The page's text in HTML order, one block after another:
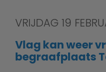
VRIJDAG 19
Vlag kan weer
begraafplaats